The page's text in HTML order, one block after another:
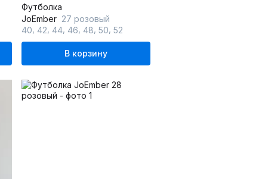
Футболка
JoEmber 27 розовый
40 42 44 46 48 50 52
В корзину